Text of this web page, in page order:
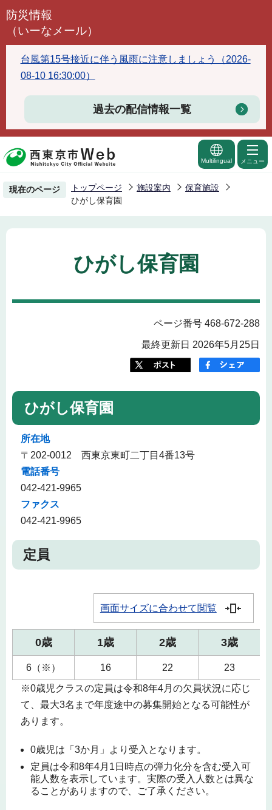
こ
で
す
防災情報
（いーなメール）
台風第15号接近に伴う風雨に注意しましょう（2026-
08-10 16:30:00）
過去の配信情報一覧
Multilingual メニュー
現在のページ トップページ 施設案内
保育施設
ひがし保育園
ひがし保育園
ページ番号 468-672-288
最終更新日 2026年5月25日
ひがし保育園
所在地
〒202-0012 西東京東町二丁目4番13号
電話番号
042-421-9965
ファクス
042-421-9965
定員
画面サイズに合わせて閲覧
0歳 1歳 2歳 3歳
6（※） 16 22
23
※0歳児クラスの定員は令和8年4月の欠員状況に応じ
て、最大3名まで年度途中の募集開始となる可能性が
あります。
0歳児は「3か月」より受入となります。
定員は令和8年4月1日時点の弾力化分を含む受入可
能人数を表示しています。実際の受入人数とは異な
ることがありますので、ご了承ください。